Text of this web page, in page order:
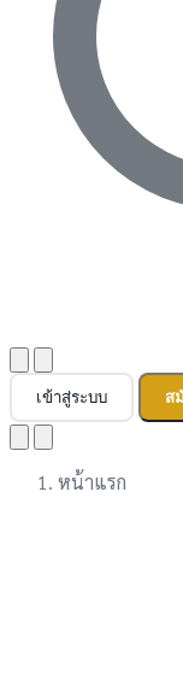
เข้าสู่ระบบ ส
หน้าแรก